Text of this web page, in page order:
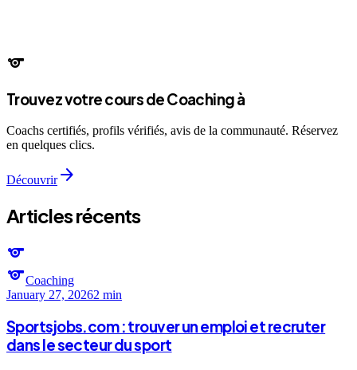
sports
Trouvez votre cours de Coaching à
Coachs certifiés, profils vérifiés, avis de la communauté. Réservez
en quelques clics.
Découvrirarrow_forward
Articles récents
sports
sportsCoaching
January 27, 20262 min
Sportsjobs.com : trouver un emploi et recruter
dans le secteur du sport